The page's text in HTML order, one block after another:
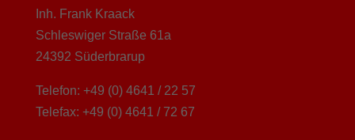
Inh. Frank Kraack
Schleswiger Straße 61a
24392 Süderbrarup
Telefon: +49 (0) 4641 / 22 57
Telefax: +49 (0) 4641 / 72 67